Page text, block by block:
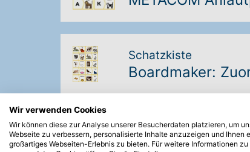
Schatzkiste
Boardmaker:
Schatzkiste
Boardmaker:
Wir verwenden Cookies
Wir können diese zur Analyse unserer Besucherdaten platzieren, um
Webseite zu verbessern, personalisierte Inhalte anzuzeigen und Ihnen
großartiges Webseiten-Erlebnis zu bieten. Für weitere Informationen